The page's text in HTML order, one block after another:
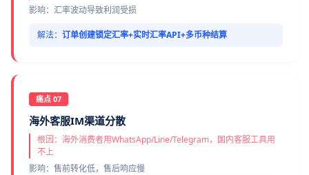
影响：汇率波动导致利润受损
解法： 订单创建锁定汇率+实时汇率API+多币种结算
痛点 07
海外客服IM渠道分散
根因：海外消费者用WhatsApp/Line/Telegram，国内客服工具用
不上
影响：售前转化低，售后响应慢